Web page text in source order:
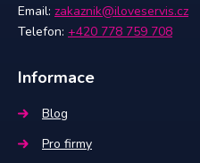
Email: zakaznik@iloveservis.cz
Telefon: +420 778 759 708
Informace
Blog
Pro firmy